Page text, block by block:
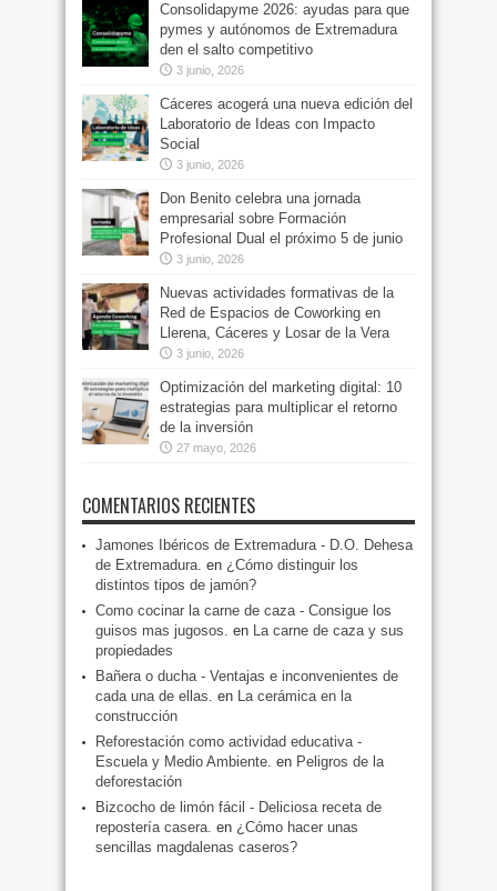
Consolidapyme 2026: ayudas para que
pymes y autónomos de Extremadura
den el salto competitivo
3 junio, 2026
Cáceres acogerá una nueva edición del
Laboratorio de Ideas con Impacto
Social
3 junio, 2026
Don Benito celebra una jornada
empresarial sobre Formación
Profesional Dual el próximo 5 de junio
3 junio, 2026
Nuevas actividades formativas de la
Red de Espacios de Coworking en
Llerena, Cáceres y Losar de la Vera
3 junio, 2026
Optimización del marketing digital: 10
estrategias para multiplicar el retorno
de la inversión
27 mayo, 2026
COMENTARIOS RECIENTES
Jamones Ibéricos de Extremadura - D.O. Dehesa
de Extremadura. en ¿Cómo distinguir los
distintos tipos de jamón?
Como cocinar la carne de caza - Consigue los
guisos mas jugosos. en La carne de caza y sus
propiedades
Bañera o ducha - Ventajas e inconvenientes de
cada una de ellas. en La cerámica en la
construcción
Reforestación como actividad educativa -
Escuela y Medio Ambiente. en Peligros de la
deforestación
Bizcocho de limón fácil - Deliciosa receta de
repostería casera. en ¿Cómo hacer unas
sencillas magdalenas caseros?